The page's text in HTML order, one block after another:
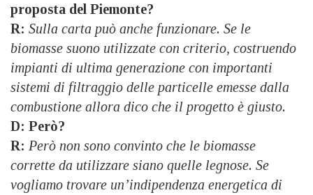
proposta del Piemonte?
R: Sulla carta può anche funzionare. Se le
biomasse suono utilizzate con criterio, costruendo
impianti di ultima generazione con importanti
sistemi di filtraggio delle particelle emesse dalla
combustione allora dico che il progetto è giusto.
D: Però?
R: Però non sono convinto che le biomasse
corrette da utilizzare siano quelle legnose. Se
vogliamo trovare un’indipendenza energetica di